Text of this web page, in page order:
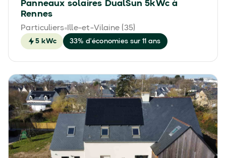
Panneaux solaires DualSun 5kWc à
Rennes
Particuliers Ille-et-Vilaine (35)
5 kWc 33% d'économies sur 11 ans